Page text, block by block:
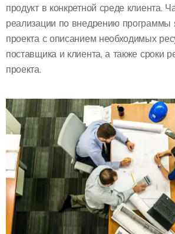
продукт в конкретной среде клиента.
реализации по внедрению программы
проекта с описанием необходимых
поставщика и клиента, а также сроки
проекта.